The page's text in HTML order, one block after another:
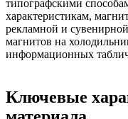
типографскими
характеристикам,
рекламной и
магнитов на
информационных
Ключевые